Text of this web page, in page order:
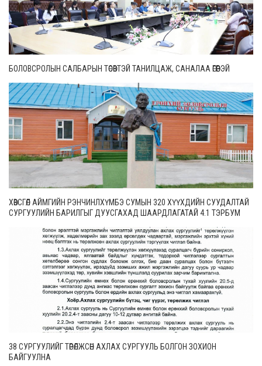
БОЛОВСРОЛЫН САЛБАРЫН ТӨСӨВТЭЙ ТАНИЛЦАЖ, САНАЛАА ӨГӨӨРЭЙ
ХӨВСГӨЛ АЙМГИЙН РЭНЧИНЛХҮМБЭ СУМЫН 320 ХҮҮХДИЙН СУУДАЛТАЙ
СУРГУУЛИЙН БАРИЛГЫГ ДУУСГАХАД ШААРДЛАГАТАЙ 4.1 ТЭРБУМ
38 СУРГУУЛИЙГ ТӨРӨЛЖСӨН АХЛАХ СУРГУУЛЬ БОЛГОН ЗОХИОН
БАЙГУУЛНА